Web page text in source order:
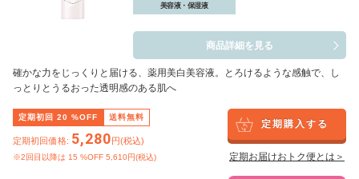
美容液・保湿液
商品詳細を見る
確かな力をじっくりと届ける、薬用美白美容液。とろけるような感触で、し
っとりとうるおった透明感のある肌へ
定期初回 20 %OFF 送料無料
定期初回価格: 5,280円(税込)
※2回目以降は 15 %OFF 5,610円(税込)
定期購入する
定期お届けおトク便とは＞